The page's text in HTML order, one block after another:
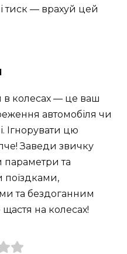
тиск — врахуй цей
в колесах — це ваш
автомобіля чи
Ігнорувати цю
Заведи звичку
параметри та
та бездоганним
на колесах!